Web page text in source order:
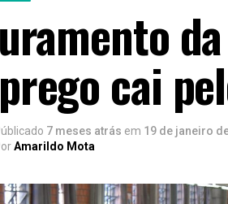
cai
7 meses atrás em 19 de janeiro
Amarildo Mota